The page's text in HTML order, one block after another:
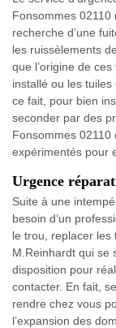
Fonsommes
recherche d’une
les ruissèlements
que l’origine de
installé ou les
ce fait, pour bien
seconder par des
Fonsommes
expérimentés pour
Urgence
Suite à une
besoin d’un
le trou, replacer les
M.Reinhardt qui se
disposition pour
contacter. En fait,
rendre chez vous
l’expansion des